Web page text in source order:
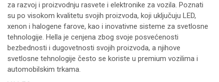
za razvoj i proizvodnju rasvete i elektronike za vozila. Poznati
su po visokom kvalitetu svojih proizvoda, koji uključuju LED,
xenon i halogene farove, kao i inovativne sisteme za svetlosne
tehnologije. Hella je cenjena zbog svoje posvećenosti
bezbednosti i dugovetnosti svojih proizvoda, a njihove
svetlosne tehnologije često se koriste u premium vozilima i
automobilskim trkama.